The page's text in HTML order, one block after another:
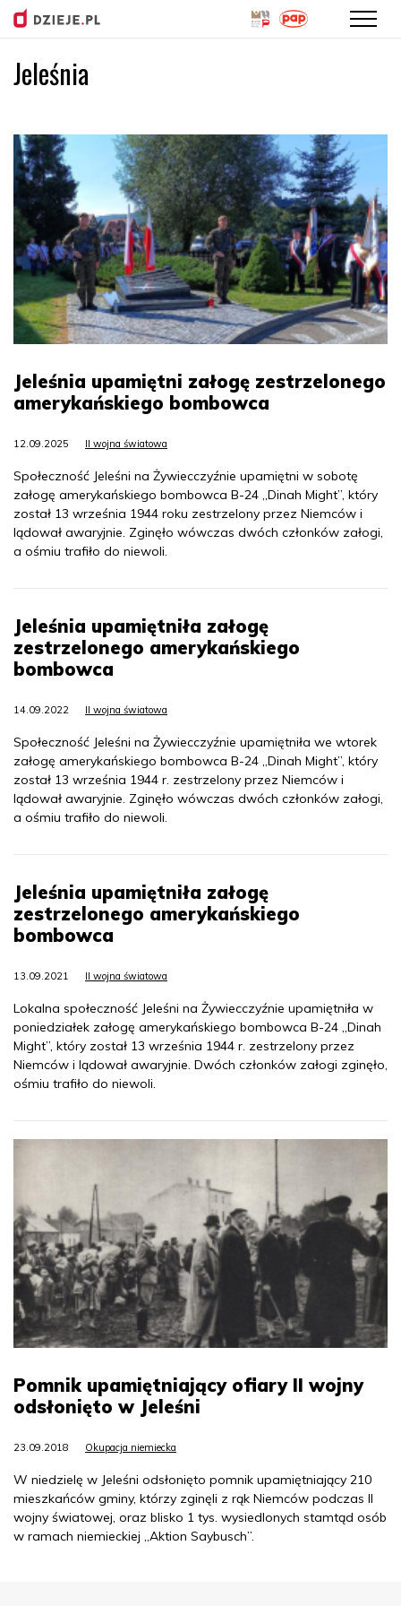
Jeleśnia
Jeleśnia upamiętni załogę zestrzelonego
amerykańskiego bombowca
12.09.2025 II wojna światowa
Społeczność Jeleśni na Żywiecczyźnie upamiętni w sobotę
załogę amerykańskiego bombowca B-24 „Dinah Might”, który
został 13 września 1944 roku zestrzelony przez Niemców i
lądował awaryjnie. Zginęło wówczas dwóch członków załogi,
a ośmiu trafiło do niewoli.
Jeleśnia upamiętniła załogę
zestrzelonego amerykańskiego
bombowca
14.09.2022 II wojna światowa
Społeczność Jeleśni na Żywiecczyźnie upamiętniła we wtorek
załogę amerykańskiego bombowca B-24 „Dinah Might”, który
został 13 września 1944 r. zestrzelony przez Niemców i
lądował awaryjnie. Zginęło wówczas dwóch członków załogi,
a ośmiu trafiło do niewoli.
Jeleśnia upamiętniła załogę
zestrzelonego amerykańskiego
bombowca
13.09.2021 II wojna światowa
Lokalna społeczność Jeleśni na Żywiecczyźnie upamiętniła w
poniedziałek załogę amerykańskiego bombowca B-24 „Dinah
Might”, który został 13 września 1944 r. zestrzelony przez
Niemców i lądował awaryjnie. Dwóch członków załogi zginęło,
ośmiu trafiło do niewoli.
Pomnik upamiętniający ofiary II wojny
odsłonięto w Jeleśni
23.09.2018 Okupacja niemiecka
W niedzielę w Jeleśni odsłonięto pomnik upamiętniający 210
mieszkańców gminy, którzy zginęli z rąk Niemców podczas II
wojny światowej, oraz blisko 1 tys. wysiedlonych stamtąd osób
w ramach niemieckiej „Aktion Saybusch”.